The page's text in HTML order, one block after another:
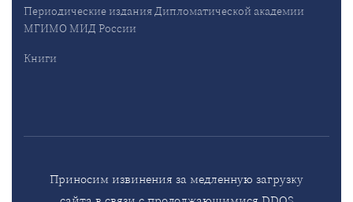
Периодические издания Дипломатической академии
МГИМО МИД России
Книги
Приносим извинения за медленную загрузку